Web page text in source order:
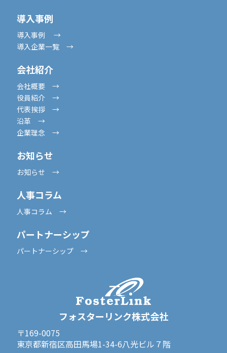
フォスターリンク株式会社
〒169-0075
東京都新宿区高田馬場1-34-6八光ビル７階
導入事例
導入事例 →
導入企業一覧 →
会社紹介
会社概要 →
役員紹介 →
代表挨拶 →
沿革 →
企業理念 →
お知らせ
お知らせ →
人事コラム
人事コラム →
パートナーシップ
パートナーシップ →